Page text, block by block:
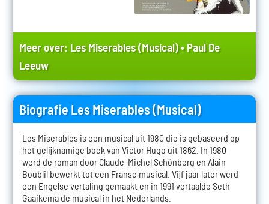
Meer over: Les Miserables (Musical)•Paul De
Leeuw
Biografie Les Miserables (Musical)
Les Miserables is een musical uit 1980 die is gebaseerd op
het gelijknamige boek van Victor Hugo uit 1862. In 1980
werd de roman door Claude-Michel Schönberg en Alain
Boublil bewerkt tot een Franse musical. Vijf jaar later werd
een Engelse vertaling gemaakt en in 1991 vertaalde Seth
Gaaikema de musical in het Nederlands.